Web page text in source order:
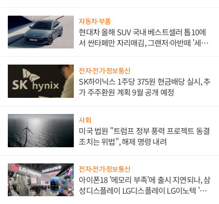
자동차·부품
현대차 올해 SUV 국내 베스트셀러 톱10에
서 싼타페만 자리매김, 그랜저·아반떼 '세단
전자·전기·정보통신
SK하이닉스 1주당 375원 현금배당 실시, 추
가 주주환원 계획 9월 공개 예정
사회
미국 법원 "트럼프 정부 풍력 프로젝트 동결
조치는 위법", 해제 명령 내려
전자·전기·정보통신
아이폰18 '메모리 부족'에 출시 지연되나, 삼
성디스플레이 LG디스플레이 LG이노텍 '탈